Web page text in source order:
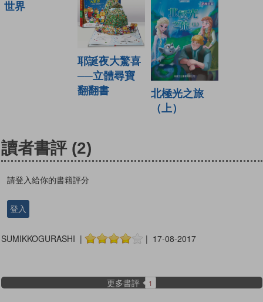
世界
耶誕夜大驚喜
──立體尋寶
翻翻書
北極光之旅
（上）
讀者書評 (2)
請登入給你的書籍評分
登入
SUMIKKOGURASHI | | 17-08-2017
更多書評 1